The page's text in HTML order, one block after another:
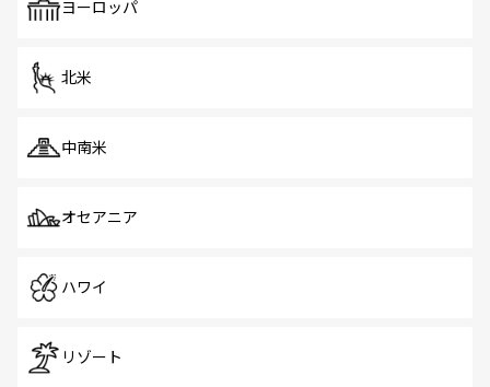
で、ホーカーズは地元の風情を楽しめる外せないスポット
ヨーロッパ
北米
中南米
オセアニア
ハワイ
リゾート